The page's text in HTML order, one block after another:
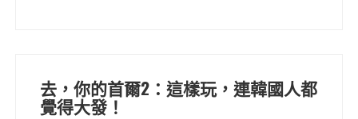
去，你的首爾2：這樣玩，連韓國人都
覺得大發！